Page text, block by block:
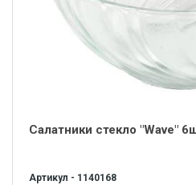
Салатники стекло "Wave"
Артикул - 1140168